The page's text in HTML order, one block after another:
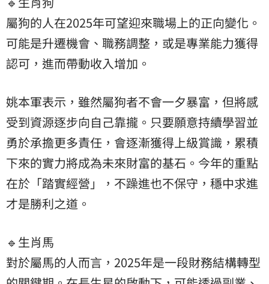
屬狗的人在2025年可望迎來職場上的正向變化。
可能是升遷機會、職務調整，或是專業能力獲得
認可，進而帶動收入增加。
姚本軍表示，雖然屬狗者不會一夕暴富，但將感
受到資源逐步向自己靠攏。只要願意持續學習並
勇於承擔更多責任，會逐漸獲得上級賞識，累積
下來的實力將成為未來財富的基石。今年的重點
在於「踏實經營」，不躁進也不保守，穩中求進
才是勝利之道。
🔹生肖馬
對於屬馬的人而言，2025年是一段財務結構轉型